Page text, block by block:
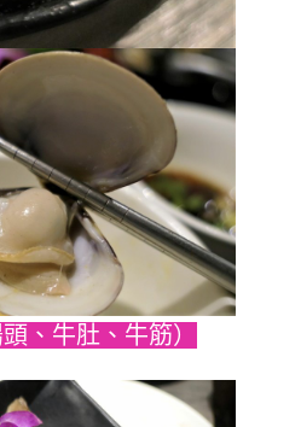
、牛肚、牛筋）